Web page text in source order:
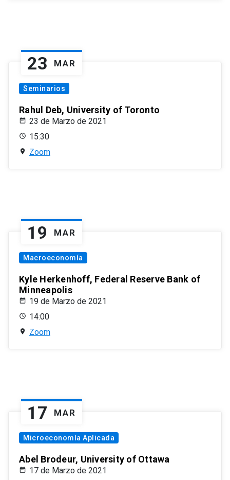
23 MAR
Seminarios
Rahul Deb, University of Toronto
23 de Marzo de 2021
15:30
Zoom
19 MAR
Macroeconomía
Kyle Herkenhoff, Federal Reserve Bank of
Minneapolis
19 de Marzo de 2021
14:00
Zoom
17 MAR
Microeconomía Aplicada
Abel Brodeur, University of Ottawa
17 de Marzo de 2021